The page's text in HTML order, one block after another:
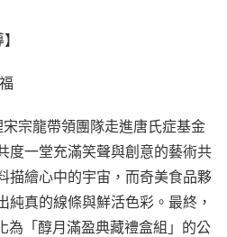
宗龍帶領團隊走進唐氏症基金
度一堂充滿笑聲與創意的藝術共
描繪心中的宇宙，而奇美食品夥
純真的線條與鮮活色彩。最終，
為「醇月滿盈典藏禮盒組」的公